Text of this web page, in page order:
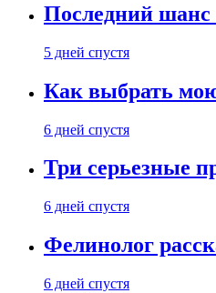
Последний шанс
5 дней спустя
Как выбрать
6 дней спустя
Три серьезные
6 дней спустя
Фелинолог
6 дней спустя